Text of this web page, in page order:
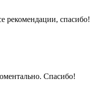
рекомендации, спасибо!
Спасибо!